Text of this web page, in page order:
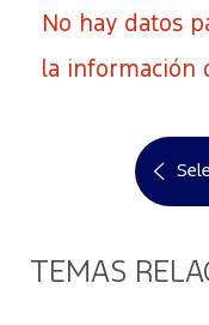
No hay datos
la información
TEMAS